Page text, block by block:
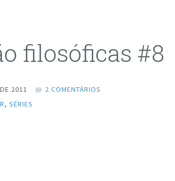
filosóficas #8
2011
2 COMENTÁRIOS
,SÉRIES